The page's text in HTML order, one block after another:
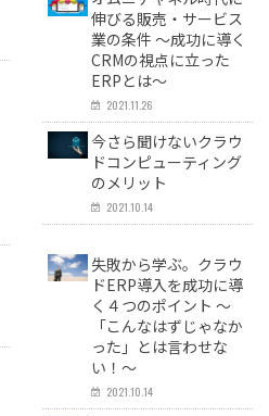
伸びる販売・サービス
業の条件 〜成功に導く
CRMの視点に立った
ERPとは〜
2021.11.26
今さら聞けないクラウ
ドコンピューティング
のメリット
2021.10.14
失敗から学ぶ。クラウ
ドERP導入を成功に導
く４つのポイント 〜
「こんなはずじゃなか
った」とは言わせな
い！〜
2021.10.14